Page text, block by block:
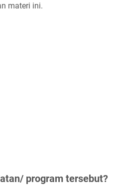
materi ini.
program tersebut?